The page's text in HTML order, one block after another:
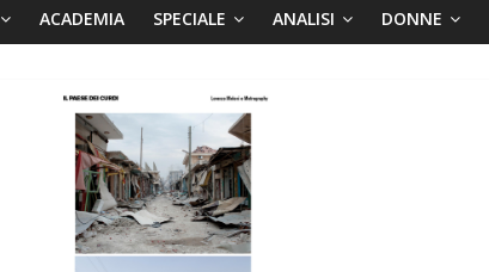
ACADEMIA SPECIALE ANALISI DONNE